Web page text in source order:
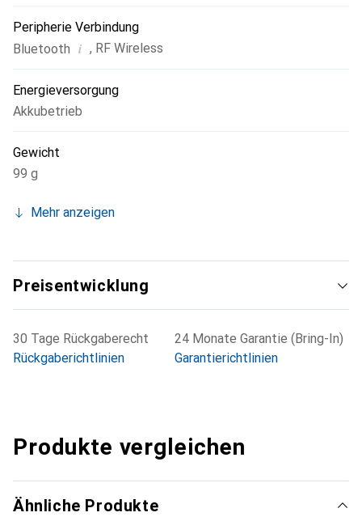
Peripherie Verbindung
Bluetooth i , RF Wireless
Energieversorgung
Akkubetrieb
Gewicht
99 g
Mehr anzeigen
Preisentwicklung
30 Tage Rückgaberecht
Rückgaberichtlinien
24 Monate Garantie (Bring-In)
Garantierichtlinien
Produkte vergleichen
Ähnliche Produkte